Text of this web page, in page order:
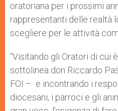
oratoriana per i prossimi
rappresentanti delle realtà
scegliere per le attività
“Visitando gli Oratori di cui
sottolinea don Riccardo
FOI – e incontrando i
diocesani, i parroci e gli